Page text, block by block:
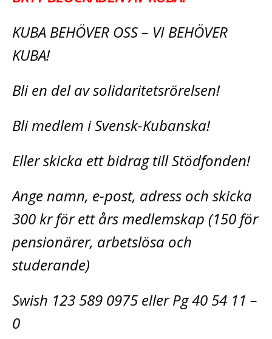
KUBA BEHÖVER OSS – VI BEHÖVER
KUBA!
Bli en del av solidaritetsrörelsen!
Bli medlem i Svensk-Kubanska!
Eller skicka ett bidrag till Stödfonden!
Ange namn, e-post, adress och skicka
300 kr för ett års medlemskap (150 för
pensionärer, arbetslösa och
studerande)
Swish 123 589 0975 eller Pg 40 54 11 –
0